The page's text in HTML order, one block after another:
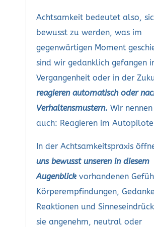
Achtsamkeit bedeutet also,
bewusst zu werden, was im
gegenwärtigen Moment
sind wir gedanklich gefangen
Vergangenheit oder in der
reagieren automatisch oder
Verhaltensmustern. Wir
auch: Reagieren im
In der Achtsamkeitspraxis
uns bewusst unseren in diesem
Augenblick vorhandenen
Körperempfindungen,
Reaktionen und
sie angenehm, neutral oder